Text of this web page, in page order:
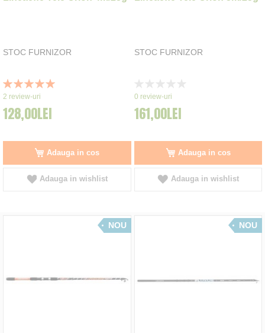
STOC FURNIZOR
Rating:
100%
2 review-uri
128,00LEI
Adauga in cos
Adauga in wishlist
STOC FURNIZOR
0%
0 review-uri
161,00LEI
Adauga in cos
Adauga in wishlist
NOU NOU